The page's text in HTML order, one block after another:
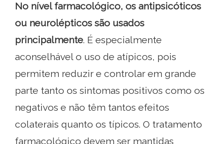
No nível farmacológico, os antipsicóticos
ou neurolépticos são usados ​​
principalmente. É especialmente
aconselhável o uso de atípicos, pois
permitem reduzir e controlar em grande
parte tanto os sintomas positivos como os
negativos e não têm tantos efeitos
colaterais quanto os típicos. O tratamento
farmacológico devem ser mantidas